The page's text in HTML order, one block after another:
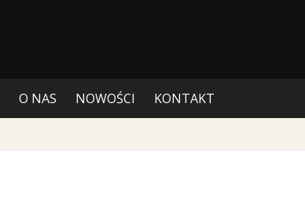
O NAS NOWOŚCI KONTAKT